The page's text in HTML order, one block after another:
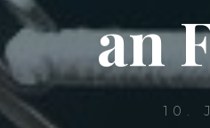
an
10.